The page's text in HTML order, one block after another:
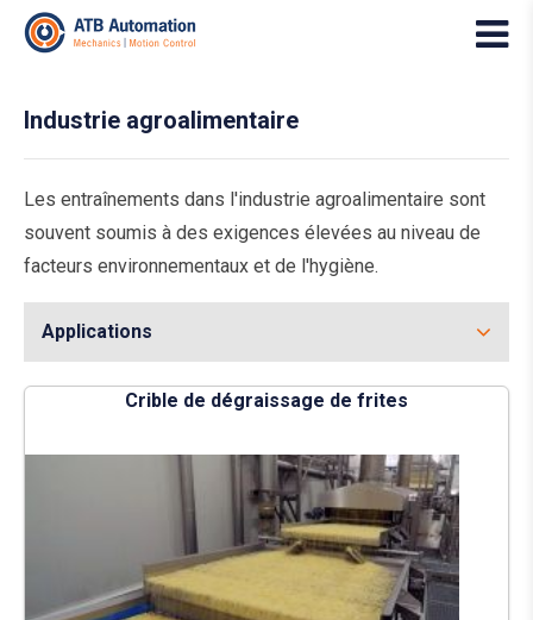
Industrie agroalimentaire
Les entraînements dans l'industrie agroalimentaire sont
souvent soumis à des exigences élevées au niveau de
facteurs environnementaux et de l'hygiène.
Applications
Crible de dégraissage de frites